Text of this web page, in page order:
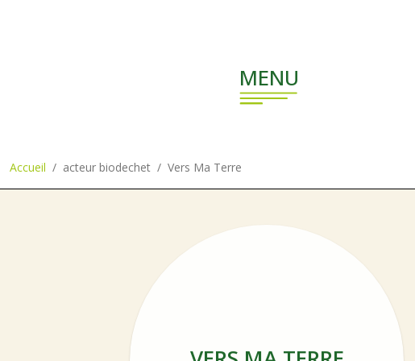
MENU
Accueil acteur biodechet Vers Ma Terre